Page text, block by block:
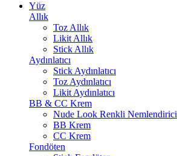
Yüz
Allık
Toz Allık
Likit Allık
Stick Allık
Aydınlatıcı
Stick Aydınlatıcı
Toz Aydınlatıcı
Likit Aydınlatıcı
BB & CC Krem
Nude Look Renkli Nemlendirici
BB Krem
CC Krem
Fondöten